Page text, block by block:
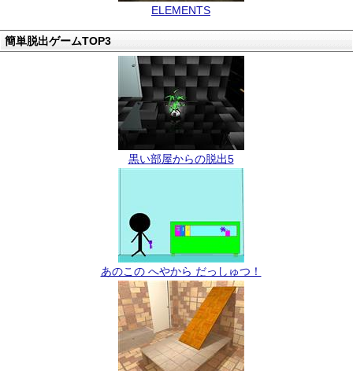
ELEMENTS
簡単脱出ゲームTOP3
黒い部屋からの脱出5
あのこの へやから だっしゅつ！